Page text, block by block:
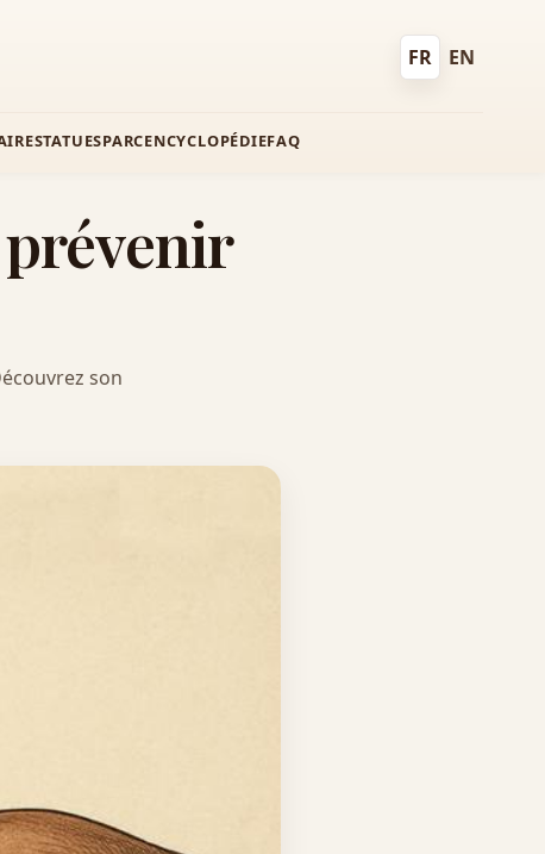
FR
Français
EN
English
STATUESPARCENCYCLOPÉDIEFAQ
son